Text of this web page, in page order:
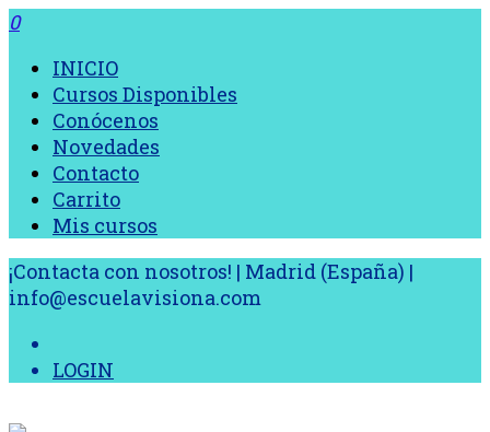
0
INICIO
Cursos Disponibles
Conócenos
Novedades
Contacto
Carrito
Mis cursos
¡Contacta con nosotros! | Madrid (España) |
info@escuelavisiona.com
LOGIN